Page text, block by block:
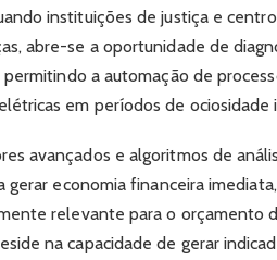
instituições de justiça e
abre-se a oportunidade de
a automação de
em períodos de ociosidade
avançados e algoritmos de
gerar economia financeira
relevante para o orçamento
na capacidade de gerar